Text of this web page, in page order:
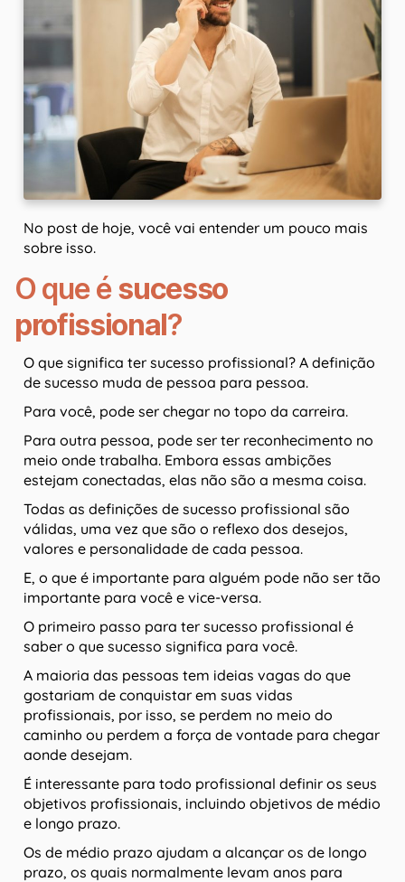
No post de hoje, você vai entender um pouco mais
sobre isso.
O que ésucesso
profissional?
O que significa ter sucesso profissional? A definição
de sucesso muda de pessoa para pessoa.
Para você, pode ser chegar no topo da carreira.
Para outra pessoa, pode ser ter reconhecimento no
meio onde trabalha. Embora essas ambições
estejam conectadas, elas não são a mesma coisa.
Todas as definições de sucesso profissional são
válidas, uma vez que são o reflexo dos desejos,
valores e personalidade de cada pessoa.
E, o que é importante para alguém pode não ser tão
importante para você e vice-versa.
O primeiro passo para ter sucesso profissional é
saber o que sucesso significa para você.
A maioria das pessoas tem ideias vagas do que
gostariam de conquistar em suas vidas
profissionais, por isso, se perdem no meio do
caminho ou perdem a força de vontade para chegar
aonde desejam.
É interessante para todo profissional definir os seus
objetivos profissionais, incluindo objetivos de médio
e longo prazo.
Os de médio prazo ajudam a alcançar os de longo
prazo, os quais normalmente levam anos para